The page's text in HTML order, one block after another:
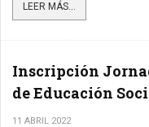
LEER MÁS...
Inscripción
de Educación
11 ABRIL 2022